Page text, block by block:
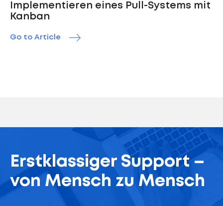
Implementieren eines Pull-Systems mit
Kanban
Go to Article
Erstklassiger Support –
von Mensch zu Mensch